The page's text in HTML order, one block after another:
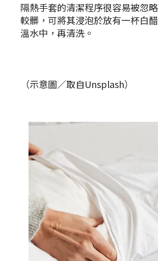
隔熱手套的清潔程序很容易被忽
較髒，可將其浸泡於放有一杯白
溫水中，再清洗。
（示意圖／取自Unsplash）